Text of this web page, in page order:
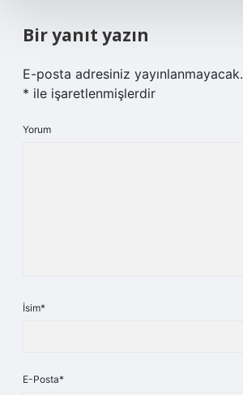
Bir yanıt yazın
E-posta adresiniz yayınlanmayacak.
* ile işaretlenmişlerdir
Yorum
İsim*
E-Posta*